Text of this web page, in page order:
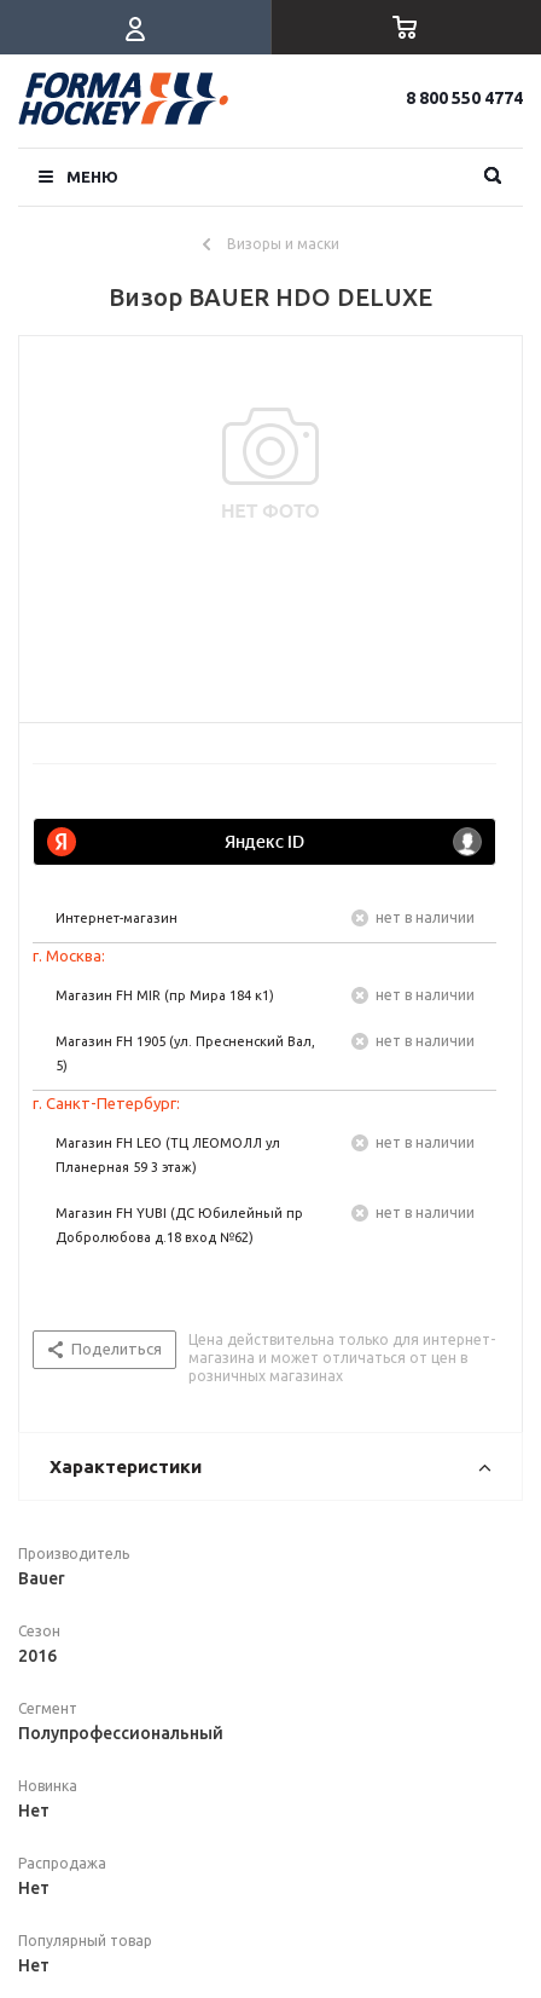
8 800 550 4774
МЕНЮ
Визоры и маски
Визор BAUER HDO DELUXE
Интернет-магазин Нет в наличии
г. Москва:
Магазин FH MIR (пр Мира 184 к1) Нет в наличии
Магазин FH 1905 (ул. Пресненский Вал,
5)
Нет в наличии
г. Санкт-Петербург:
Магазин FH LEO (ТЦ ЛЕОМОЛЛ ул
Планерная 59 3 этаж)
Нет в наличии
Магазин FH YUBI (ДС Юбилейный пр
Добролюбова д.18 вход №62)
Нет в наличии
Поделиться
Цена действительна только для интернет-
магазина и может отличаться от цен в
розничных магазинах
Характеристики
Производитель
Bauer
Сезон
2016
Сегмент
Полупрофессиональный
Новинка
Нет
Распродажа
Нет
Популярный товар
Нет